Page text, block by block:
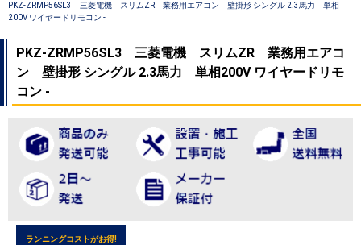
PKZ-ZRMP56SL3 三菱電機 スリムZR 業務用エアコン 壁掛形 シングル 2.3馬力 単相
200V ワイヤードリモコン -
PKZ-ZRMP56SL3 三菱電機 スリムZR 業務用エアコ
ン 壁掛形 シングル 2.3馬力 単相200V ワイヤードリモ
コン -
ランニングコストがお得!